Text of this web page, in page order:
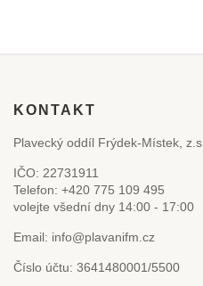
KONTAKT
Plavecký oddíl Frýdek-Místek, z.s.
IČO: 22731911
Telefon: +420 775 109 495
volejte všední dny 14:00 - 17:00
Email: info@plavanifm.cz
Číslo účtu: 3641480001/5500